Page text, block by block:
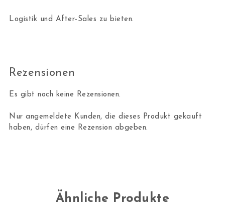
Logistik und After-Sales zu bieten.
Rezensionen
Es gibt noch keine Rezensionen.
Nur angemeldete Kunden, die dieses Produkt gekauft
haben, dürfen eine Rezension abgeben.
Ähnliche Produkte